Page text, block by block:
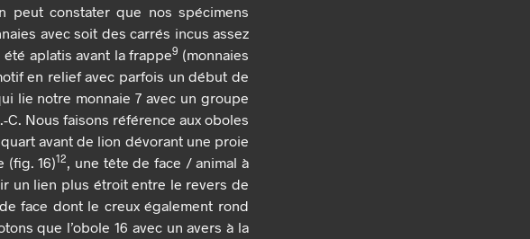
peut constater que nos spécimens
avec soit des carrés incus assez
aplatis avant la frappe9 (monnaies
en relief avec parfois un début de
lie notre monnaie 7 avec un groupe
Nous faisons référence aux oboles
avant de lion dévorant une proie
(fig. 16)12, une tête de face / animal à
un lien plus étroit entre le revers de
face dont le creux également rond
que l’obole 16 avec un avers à la